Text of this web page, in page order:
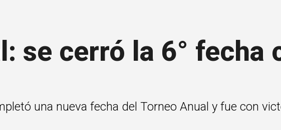
se cerró la 6° fecha
una nueva fecha del Torneo Anual y fue con